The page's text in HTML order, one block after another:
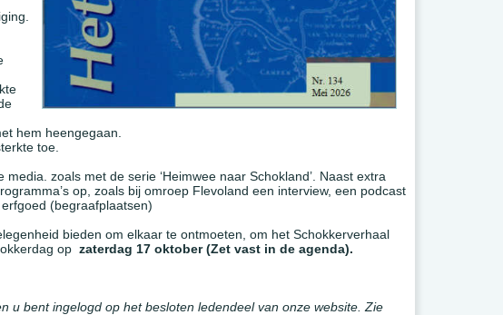
hem heengegaan.
toe.
zoals met de serie ‘Heimwee naar Schokland’. Naast extra
op, zoals bij omroep Flevoland een interview, een podcast
(begraafplaatsen)
bieden om elkaar te ontmoeten, om het Schokkerverhaal
op zaterdag 17 oktober (Zet vast in de agenda).
u bent ingelogd op het besloten ledendeel van onze website. Zie